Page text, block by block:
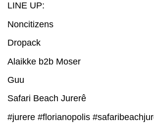
LINE UP:
Noncitizens
Dropack
Alaikke b2b Moser
Guu
Safari Beach Jurerê
#jurere #florianopolis